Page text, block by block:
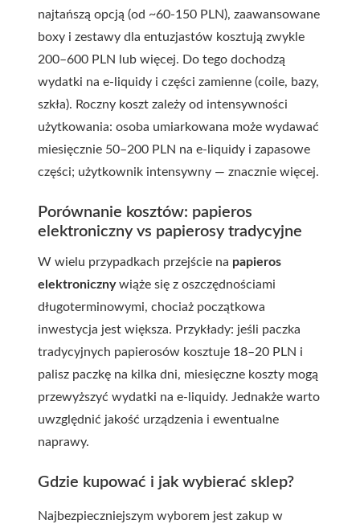
najtańszą opcją (od ~60-150 PLN), zaawansowane
boxy i zestawy dla entuzjastów kosztują zwykle
200–600 PLN lub więcej. Do tego dochodzą
wydatki na e-liquidy i części zamienne (coile, bazy,
szkła). Roczny koszt zależy od intensywności
użytkowania: osoba umiarkowana może wydawać
miesięcznie 50–200 PLN na e-liquidy i zapasowe
części; użytkownik intensywny — znacznie więcej.
Porównanie kosztów: papieros
elektroniczny vs papierosy tradycyjne
W wielu przypadkach przejście na papieros
elektronicznywiąże się z oszczędnościami
długoterminowymi, chociaż początkowa
inwestycja jest większa. Przykłady: jeśli paczka
tradycyjnych papierosów kosztuje 18–20 PLN i
palisz paczkę na kilka dni, miesięczne koszty mogą
przewyższyć wydatki na e-liquidy. Jednakże warto
uwzględnić jakość urządzenia i ewentualne
naprawy.
Gdzie kupować i jak wybierać sklep?
Najbezpieczniejszym wyborem jest zakup w